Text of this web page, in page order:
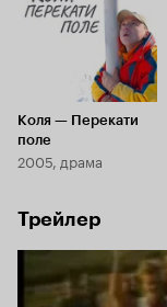
Коля — Перекати
поле
2005, драма
Трейлер